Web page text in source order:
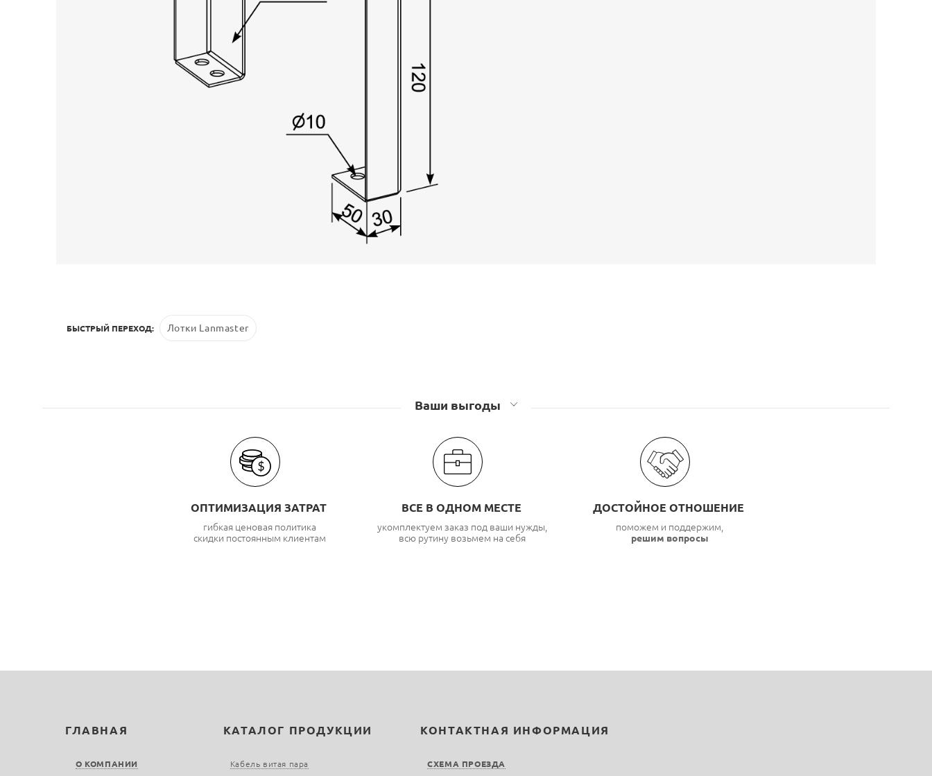
БЫСТРЫЙ ПЕРЕХОД: Лотки Lanmaster
Ваши выгоды
ОПТИМИЗАЦИЯ ЗАТРАТ
гибкая ценовая политика
скидки постоянным клиентам
ВСЕ В ОДНОМ МЕСТЕ
укомплектуем заказ под ваши нужды,
всю рутину возьмем на себя
ДОСТОЙНОЕ ОТНОШЕНИЕ
поможем и поддержим,
решим вопросы
ГЛАВНАЯ
О КОМПАНИИ
КАТАЛОГ ПРОДУКЦИИ
Кабель витая пара
КОНТАКТНАЯ ИНФОРМАЦИЯ
СХЕМА ПРОЕЗДА